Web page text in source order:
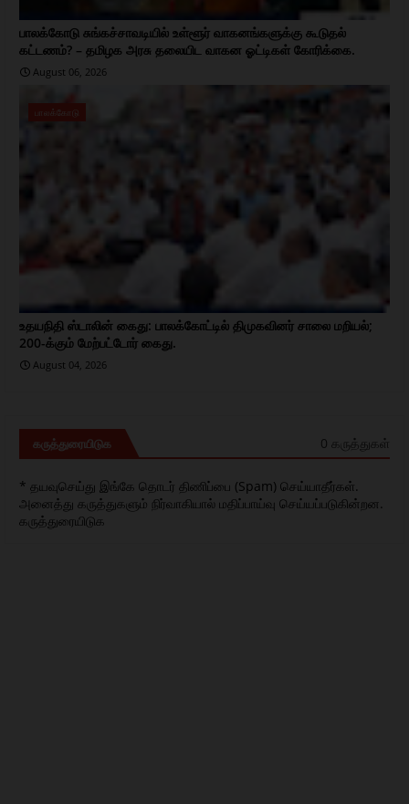
பாலக்கோடு சுங்கச்சாவடியில் உள்ளூர் வாகனங்களுக்கு கூடுதல்
கட்டணம்? – தமிழக அரசு தலையிட வாகன ஓட்டிகள் கோரிக்கை.
August 06, 2026
பாலக்கோடு
உதயநிதி ஸ்டாலின் கைது: பாலக்கோட்டில் திமுகவினர் சாலை மறியல்;
200-க்கும் மேற்பட்டோர் கைது.
August 04, 2026
கருத்துரையிடுக 0 கருத்துகள்
* தயவுசெய்து இங்கே தொடர் திணிப்பை (Spam) செய்யாதீர்கள்.
அனைத்து கருத்துகளும் நிர்வாகியால் மதிப்பாய்வு செய்யப்படுகின்றன.
கருத்துரையிடுக